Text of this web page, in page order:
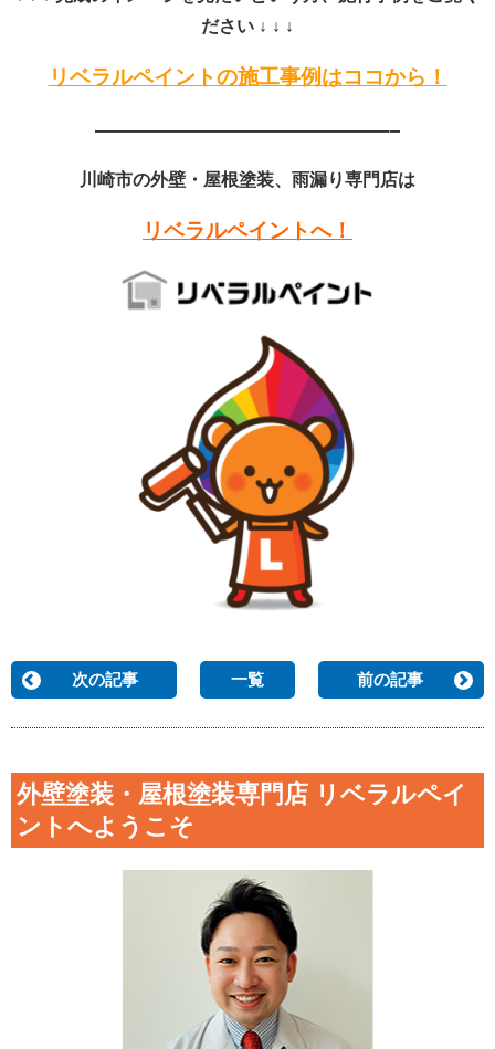
ださい ↓ ↓ ↓
リベラルペイントの施工事例はココから！
——————————————–
川崎市の外壁・屋根塗装、雨漏り専門店は
リベラルペイントへ！
次の記事 一覧 前の記事
外壁塗装・屋根塗装専門店 リベラルペイ
ントへようこそ